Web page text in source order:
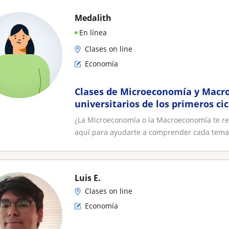
Medalith
En línea
Clases on line
Economía
Clases de Microeconomía y
universitarios de los primeros
claras y personalizadas
¿La Microeconomía o la Macroeconomía te
aquí para ayudarte a comprender cada
Luis E.
Clases on line
Economía